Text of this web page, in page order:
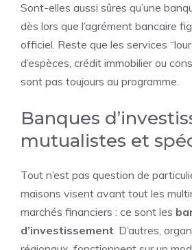
Sont-elles aussi sûres qu’une
dès lors que l’agrément bancaire
officiel. Reste que les services
d’espèces, crédit immobilier ou
sont pas toujours au programme.
Banques
mutualistes et
Tout n’est pas question de
maisons visent avant tout les
marchés financiers : ce sont les
d’investissement. D’autres,